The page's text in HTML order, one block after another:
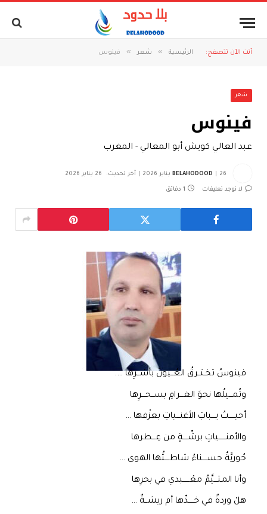
أنت الآن تتصفح: الرئيسية » شعر » فينوس
شعر
فينوس
عبد العالي كويش أبو المعالي - المغرب
BELAHODOOD 26 يناير 2026 آخر تحديث: 26 يناير 2026
لا توجد تعليقات 1 دقائق
فينوسُ تخــتــرقُ العُــيونَ بأسْــرِها ….
وتُمـــيلُها نحوَ الغـــرامِ بســحـــرِها
أحيـــــتْ يــــبابَ الأغنـــياتِ بعزْفها …
والأمنــــــياتِ برشّــــةٍ من عِـــطرها
حُوريَّةٌ حســــناءُ شاطــــئُها الهوى …
وأنا المـتـــيَّمُ معْــــــبدي في بحرِها
هلْ وردةٌ في خـــــدِّها أم ريشــةٌ …